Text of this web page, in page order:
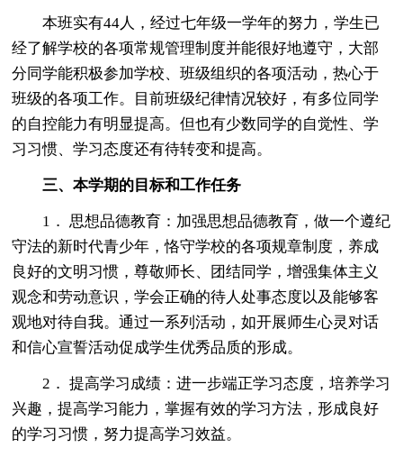
本班实有44人，经过七年级一学年的努力，学生已
经了解学校的各项常规管理制度并能很好地遵守，大部
分同学能积极参加学校、班级组织的各项活动，热心于
班级的各项工作。目前班级纪律情况较好，有多位同学
的自控能力有明显提高。但也有少数同学的自觉性、学
习习惯、学习态度还有待转变和提高。
三、本学期的目标和工作任务
1． 思想品德教育：加强思想品德教育，做一个遵纪
守法的新时代青少年，恪守学校的各项规章制度，养成
良好的文明习惯，尊敬师长、团结同学，增强集体主义
观念和劳动意识，学会正确的待人处事态度以及能够客
观地对待自我。通过一系列活动，如开展师生心灵对话
和信心宣誓活动促成学生优秀品质的形成。
2． 提高学习成绩：进一步端正学习态度，培养学习
兴趣，提高学习能力，掌握有效的学习方法，形成良好
的学习习惯，努力提高学习效益。